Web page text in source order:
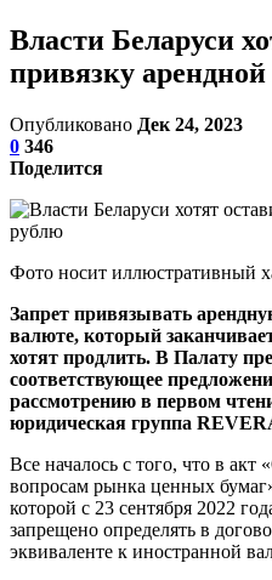
Власти Беларуси
привязку
Опубликовано Дек 24, 2023
0 346
Поделится
Фото носит иллюстративный
Запрет привязывать
валюте, который
хотят продлить. В Палату
соответствующее
рассмотрению в первом
юридическая группа
Все началось с того, что в
вопросам рынка ценных
которой с 23 сентября 2022
запрещено определять в
эквиваленте к иностранной